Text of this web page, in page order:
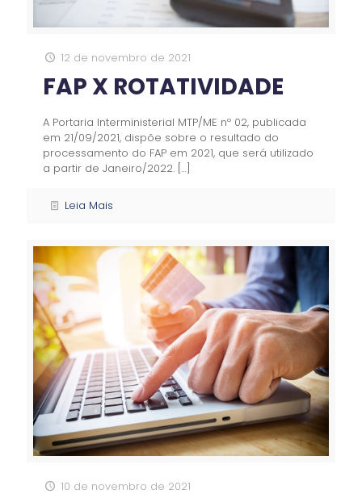
12 de novembro de 2021
FAP X ROTATIVIDADE
A Portaria Interministerial MTP/ME nº 02, publicada
em 21/09/2021, dispõe sobre o resultado do
processamento do FAP em 2021, que será utilizado
a partir de Janeiro/2022. […]
Leia Mais
10 de novembro de 2021